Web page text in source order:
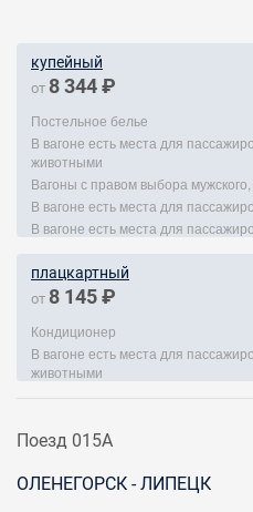
купейный
от 8 344 ₽
Постельное белье
В вагоне есть места для
животными
Вагоны с правом выбора
В вагоне есть места для
В вагоне есть места для
плацкартный
от 8 145 ₽
Кондиционер
В вагоне есть места для
животными
Поезд 015А
ОЛЕНЕГОРСК - ЛИПЕЦК